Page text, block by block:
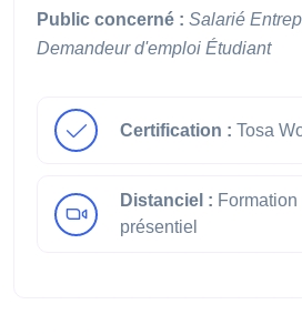
Public concerné : Salarié
Demandeur d'emploi Étudiant
Certification : Tosa
Distanciel :
présentiel